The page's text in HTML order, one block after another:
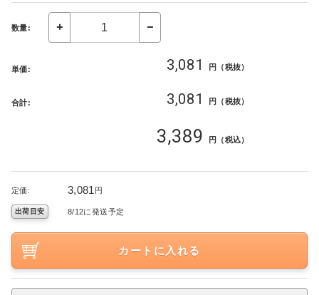
数量:
単価: 3,081 円（税抜）
合計: 3,081 円（税抜）
3,389 円（税込）
定価: 3,081 円
出荷目安 8/12に発送予定
カートに入れる